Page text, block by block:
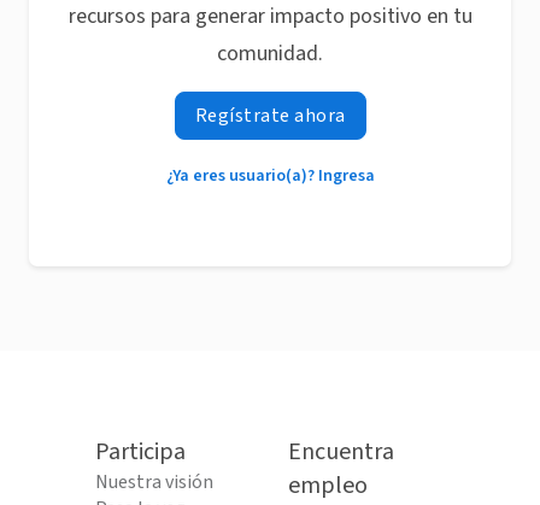
recursos para generar impacto positivo en tu
comunidad.
Regístrate ahora
¿Ya eres usuario(a)? Ingresa
Participa
Nuestra visión
Encuentra
empleo